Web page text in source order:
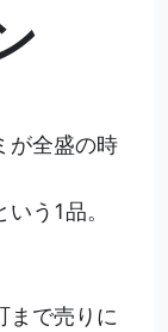
が全盛の時
う1品。
まで売りに